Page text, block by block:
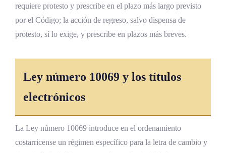
requiere protesto y prescribe en el plazo más largo previsto
por el Código; la acción de regreso, salvo dispensa de
protesto, sí lo exige, y prescribe en plazos más breves.
Ley número 10069 y los títulos
electrónicos
La Ley número 10069 introduce en el ordenamiento
costarricense un régimen específico para la letra de cambio y